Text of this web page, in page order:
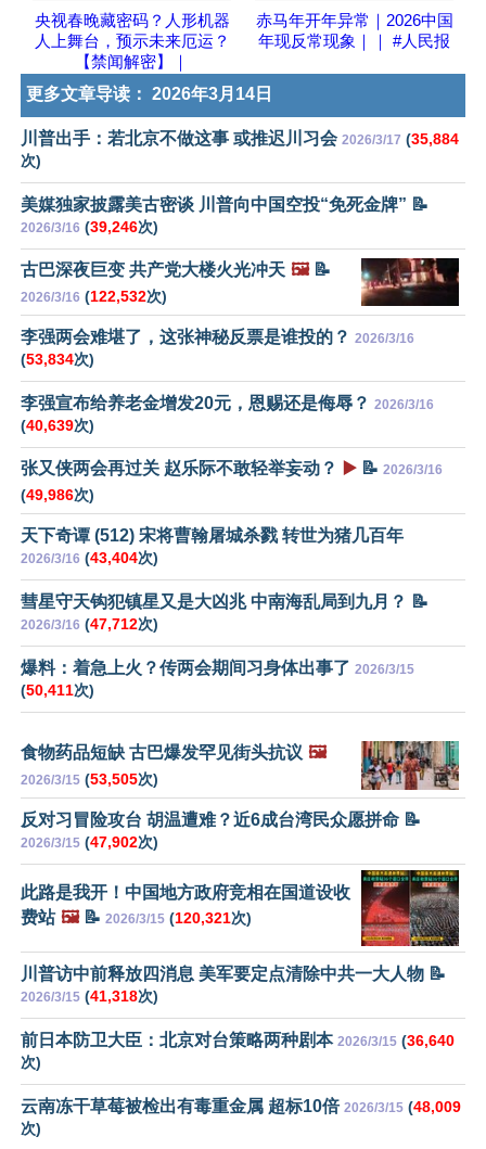
央视春晚藏密码？人形机器
人上舞台，预示未来厄运？
【禁闻解密】｜
赤马年开年异常｜2026中国
年现反常现象｜｜ #人民报
更多文章导读： 2026年3月14日
川普出手：若北京不做这事 或推迟川习会 2026/3/17 (35,884
次)
美媒独家披露美古密谈 川普向中国空投“免死金牌” 📝
2026/3/16 (39,246次)
古巴深夜巨变 共产党大楼火光冲天 🖼️📝
2026/3/16 (122,532次)
李强两会难堪了，这张神秘反票是谁投的？ 2026/3/16
(53,834次)
李强宣布给养老金增发20元，恩赐还是侮辱？ 2026/3/16
(40,639次)
张又侠两会再过关 赵乐际不敢轻举妄动？ ▶️ 📝 2026/3/16
(49,986次)
天下奇谭 (512) 宋将曹翰屠城杀戮 转世为猪几百年
2026/3/16 (43,404次)
彗星守天钩犯镇星又是大凶兆 中南海乱局到九月？ 📝
2026/3/16 (47,712次)
爆料：着急上火？传两会期间习身体出事了 2026/3/15
(50,411次)
食物药品短缺 古巴爆发罕见街头抗议 🖼️
2026/3/15 (53,505次)
反对习冒险攻台 胡温遭难？近6成台湾民众愿拼命 📝
2026/3/15 (47,902次)
此路是我开！中国地方政府竞相在国道设收
费站 🖼️📝 2026/3/15 (120,321次)
川普访中前释放四消息 美军要定点清除中共一大人物 📝
2026/3/15 (41,318次)
前日本防卫大臣：北京对台策略两种剧本 2026/3/15 (36,640
次)
云南冻干草莓被检出有毒重金属 超标10倍 2026/3/15 (48,009
次)